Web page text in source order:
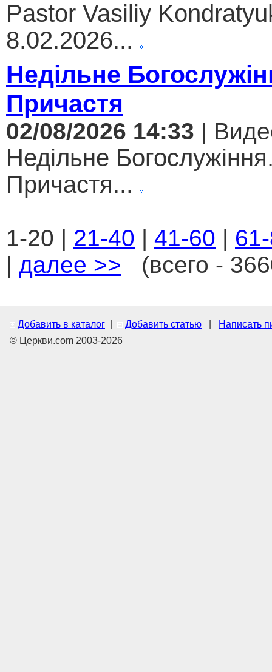
Pastor Vasiliy
8.02.2026...
Недільне
Причастя
02/08/2026 14:33 |
Недільне
Причастя...
1-20 | 21-40 | 41-60 |
| далее >> (всего -
Добавить в каталог Добавить статью
Написать
© Церкви.com 2003-2026